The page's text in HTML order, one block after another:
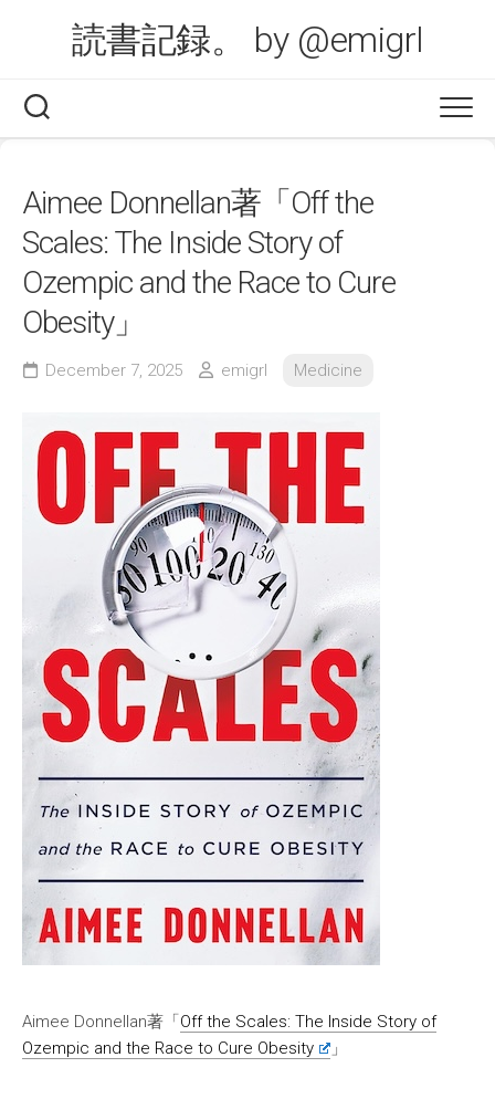
読書記録。 by @emigrl
Aimee Donnellan著「Off the
Scales: The Inside Story of
Ozempic and the Race to Cure
Obesity」
December 7, 2025 emigrl Medicine
Aimee Donnellan著「Off the Scales: The Inside Story of
Ozempic and the Race to Cure Obesity
」